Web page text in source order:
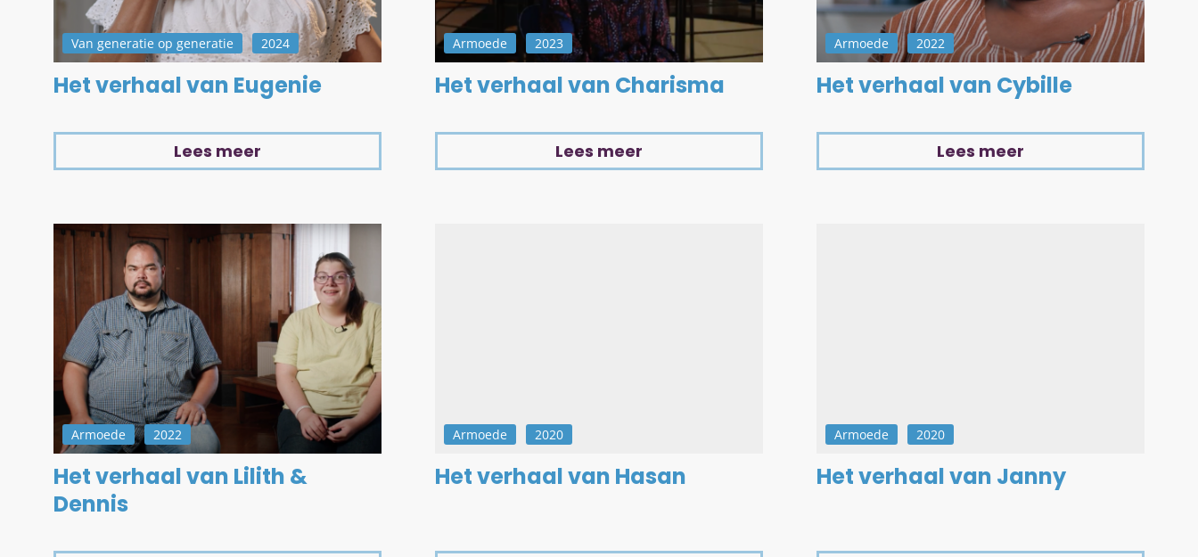
Van generatie op generatie 2024
Het verhaal van Eugenie
Lees meer
Armoede 2023
Het verhaal van Charisma
Lees meer
Armoede 2022
Het verhaal van Cybille
Lees meer
Armoede 2022
Het verhaal van Lilith &
Dennis
Armoede 2020
Het verhaal van Hasan
Armoede 2020
Het verhaal van Janny